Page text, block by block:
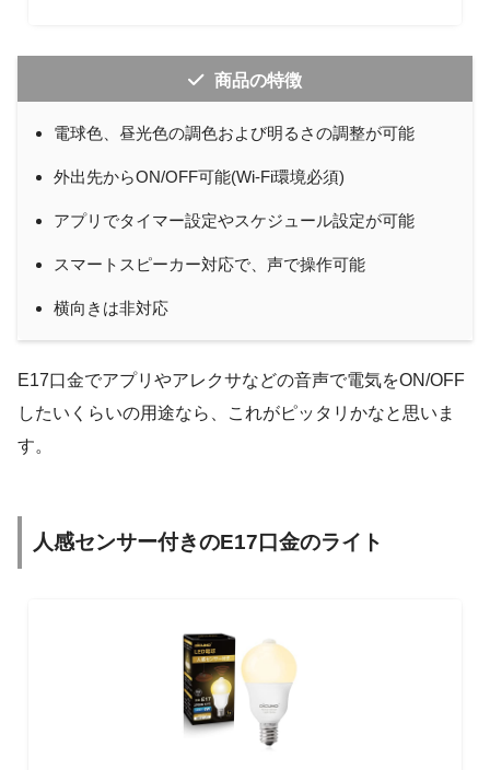
商品の特徴
電球色、昼光色の調色および明るさの調整が可能
外出先からON/OFF可能(Wi-Fi環境必須)
アプリでタイマー設定やスケジュール設定が可能
スマートスピーカー対応で、声で操作可能
横向きは非対応
E17口金でアプリやアレクサなどの音声で電気をON/OFF
したいくらいの用途なら、これがピッタリかなと思いま
す。
人感センサー付きのE17口金のライト